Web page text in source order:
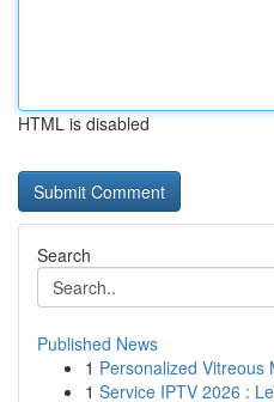
HTML is disabled
Search
Published News
1 Personalized Vitreous
1 Service IPTV 2026 :